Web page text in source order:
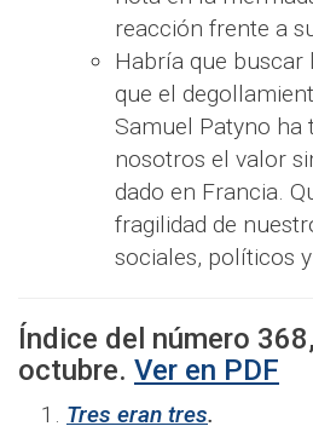
reacción frente a
Habría que buscar
que el
Samuel Patyno ha
nosotros el valor
dado en Francia.
fragilidad de
sociales, políticos
Índice del número 368
octubre. Ver en PDF
Tres eran tres.